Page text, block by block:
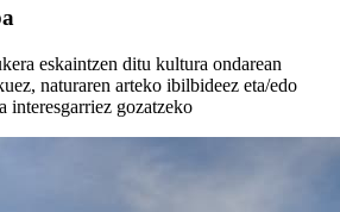
eskaintzen ditu kultura ondarean
naturaren arteko ibilbideez eta/edo
interesgarriez gozatzeko